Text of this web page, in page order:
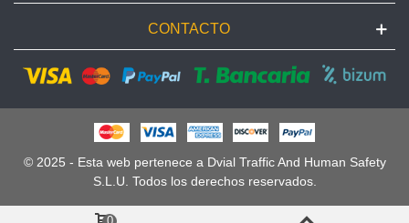
CONTACTO
© 2025 - Esta web pertenece a Dvial Traffic And Human Safety
S.L.U. Todos los derechos reservados.